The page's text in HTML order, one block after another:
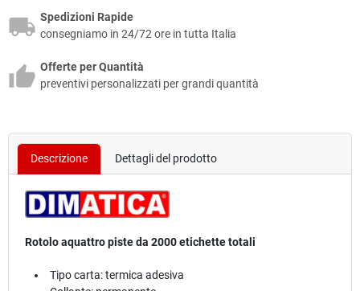
Spedizioni Rapide
consegniamo in 24/72 ore in tutta Italia
Offerte per Quantità
preventivi personalizzati per grandi quantità
Descrizione Dettagli del prodotto
Rotolo aquattro piste da 2000 etichette totali
Tipo carta: termica adesiva